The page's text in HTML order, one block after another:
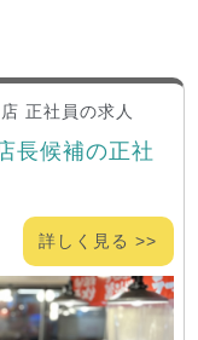
正社員の求人
長候補の正社
詳しく見る >>